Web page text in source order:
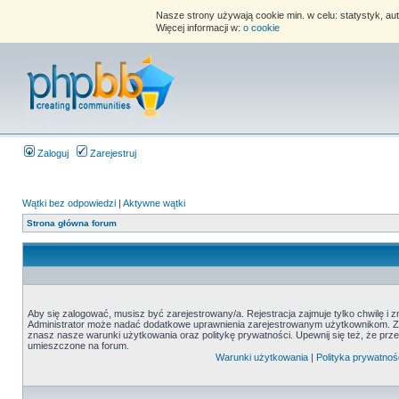
Nasze strony używają cookie min. w celu: statystyk,
Więcej informacji w: o cookie
Zaloguj Zarejestruj
Wątki bez odpowiedzi | Aktywne wątki
Strona główna forum
Aby się zalogować, musisz być zarejestrowany/a. Rejestracja zajmuje tylko chwilę i
Administrator może nadać dodatkowe uprawnienia zarejestrowanym użytkownikom.
znasz nasze warunki użytkowania oraz politykę prywatności. Upewnij się też, że
umieszczone na forum.
Warunki użytkowania | Polityka